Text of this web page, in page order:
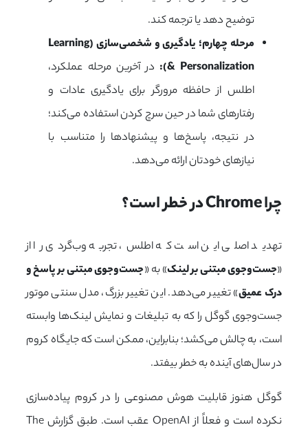
توضیح دهد یا ترجمه کند.
مرحله چهارم؛ یادگیری و شخصی‌سازی (Learning
& Personalization):
در آخرین مرحله عملکرد،
اطلس از حافظه مرورگر برای یادگیری عادات و
رفتارهای شما در حین سرچ کردن استفاده می‌کند؛
در نتیجه، پاسخ‌ها و پیشنهادها را متناسب با
نیازهای خودتان ارائه می‌دهد.
چرا Chrome در خطر است؟
تهدید اصلی این است که اطلس، تجربه وب‌گردی را از
«جست‌وجوی مبتنی بر لینک» به «جست‌وجوی مبتنی بر پاسخ و
درک عمیق» تغییر می‌دهد. این تغییر بزرگ، مدل سنتی موتور
جست‌وجوی گوگل را که به تبلیغات و نمایش لینک‌ها وابسته
است، به چالش می‌کشد؛ بنابراین، ممکن است که جایگاه کروم
در سال‌های آینده به خطر بیفتد.
گوگل هنوز قابلیت هوش مصنوعی را در کروم پیاده‌سازی
نکرده است و فعلاً از OpenAI عقب است. طبق گزارش The